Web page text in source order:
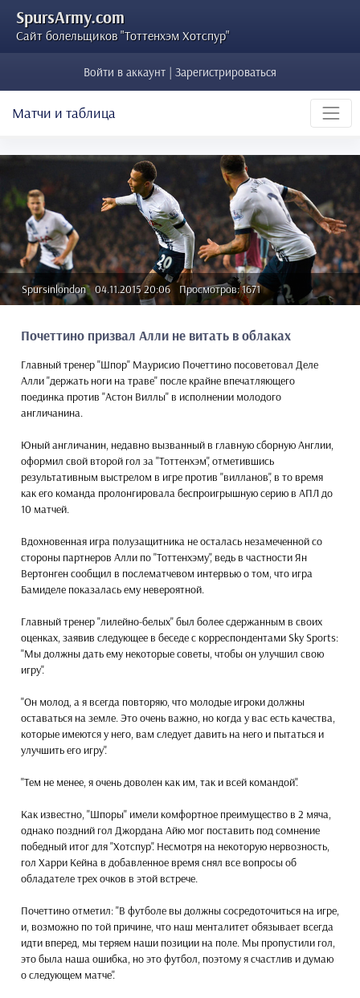
SpursArmy.com
Сайт болельщиков "Тоттенхэм Хотспур"
Войти в аккаунт | Зарегистрироваться
Матчи и таблица
Spursinlondon 04.11.2015 20:06 Просмотров: 1671
Почеттино призвал Алли не витать в облаках
Главный тренер "Шпор" Маурисио Почеттино посоветовал Деле
Алли "держать ноги на траве" после крайне впечатляющего
поединка против "Астон Виллы" в исполнении молодого
англичанина.
Юный англичанин, недавно вызванный в главную сборную Англии,
оформил свой второй гол за "Тоттенхэм", отметившись
результативным выстрелом в игре против "вилланов", в то время
как его команда пролонгировала беспроигрышную серию в АПЛ до
10 матчей.
Вдохновенная игра полузащитника не осталась незамеченной со
стороны партнеров Алли по "Тоттенхэму", ведь в частности Ян
Вертонген сообщил в послематчевом интервью о том, что игра
Бамиделе показалась ему невероятной.
Главный тренер "лилейно-белых" был более сдержанным в своих
оценках, заявив следующее в беседе с корреспондентами Sky Sports:
"Мы должны дать ему некоторые советы, чтобы он улучшил свою
игру".
"Он молод, а я всегда повторяю, что молодые игроки должны
оставаться на земле. Это очень важно, но когда у вас есть качества,
которые имеются у него, вам следует давить на него и пытаться и
улучшить его игру".
"Тем не менее, я очень доволен как им, так и всей командой".
Как известно, "Шпоры" имели комфортное преимущество в 2 мяча,
однако поздний гол Джордана Айю мог поставить под сомнение
победный итог для "Хотспур". Несмотря на некоторую нервозность,
гол Харри Кейна в добавленное время снял все вопросы об
обладателе трех очков в этой встрече.
Почеттино отметил: "В футболе вы должны сосредоточиться на игре,
и, возможно по той причине, что наш менталитет обязывает всегда
идти вперед, мы теряем наши позиции на поле. Мы пропустили гол,
это была наша ошибка, но это футбол, поэтому я счастлив и думаю
о следующем матче".